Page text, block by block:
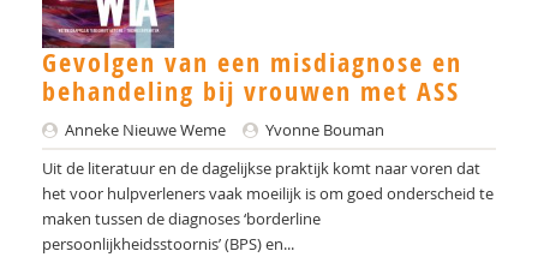
Delphine Vanhamme
Robert Vermeiren
Roger Verpoorten
Richard Vuijk
Anka Wagenaar
Gevolgen van een misdiagnose en
behandeling bij vrouwen met ASS
Anneke Nieuwe Weme
Yvonne Bouman
Uit de literatuur en de dagelijkse praktijk komt naar voren dat
het voor hulpverleners vaak moeilijk is om goed onderscheid te
maken tussen de diagnoses ‘borderline
persoonlijkheidsstoornis’ (BPS) en...